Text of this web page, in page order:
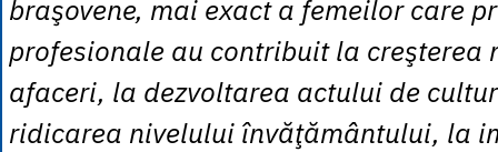
braşovene, mai exact a femeilor care
profesionale au contribuit la creşterea
afaceri, la dezvoltarea actului de
ridicarea nivelului învăţământului, la